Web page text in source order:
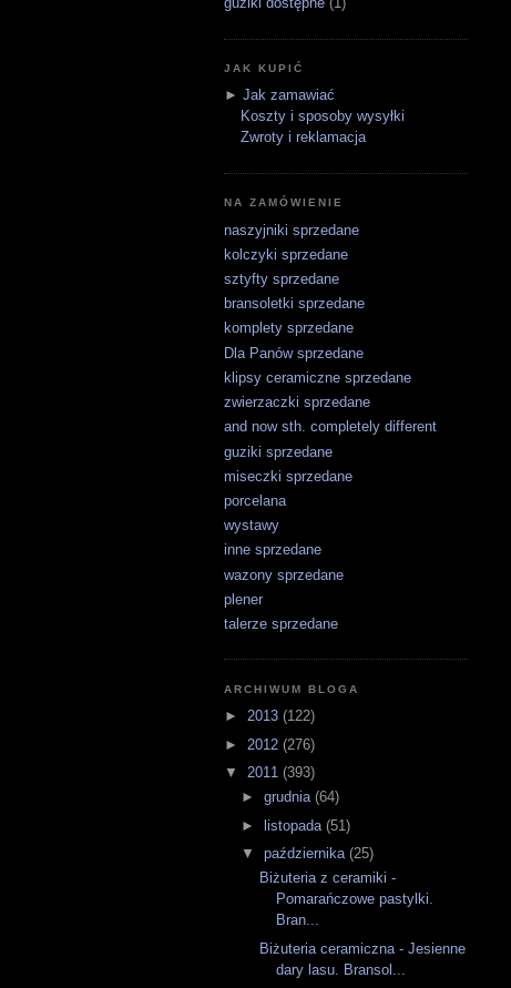
JAK KUPIĆ
► Jak zamawiać
Koszty i sposoby wysyłki
Zwroty i reklamacja
NA ZAMÓWIENIE
naszyjniki sprzedane
kolczyki sprzedane
sztyfty sprzedane
bransoletki sprzedane
komplety sprzedane
Dla Panów sprzedane
klipsy ceramiczne sprzedane
zwierzaczki sprzedane
and now sth. completely different
guziki sprzedane
miseczki sprzedane
porcelana
wystawy
inne sprzedane
wazony sprzedane
plener
talerze sprzedane
ARCHIWUM BLOGA
► 2013 (122)
► 2012 (276)
▼ 2011 (393)
►grudnia(64)
►listopada(51)
▼października(25)
Biżuteria z ceramiki -
Pomarańczowe pastylki.
Bran...
Biżuteria ceramiczna - Jesienne
dary lasu. Bransol...